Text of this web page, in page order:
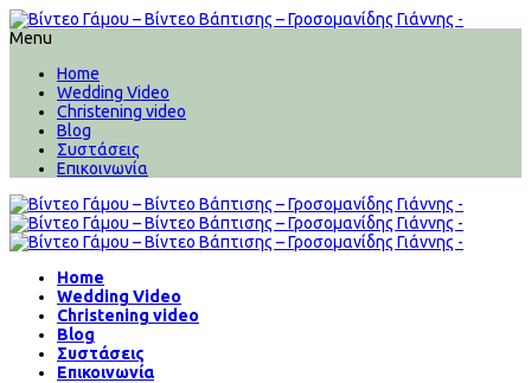
Menu
Home
Wedding Video
Christening video
Blog
Συστάσεις
Επικοινωνία
Home
Wedding Video
Christening video
Blog
Συστάσεις
Επικοινωνία